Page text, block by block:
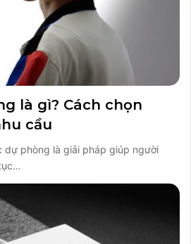
là gì? Cách chọn
cầu
dự phòng là giải pháp giúp người